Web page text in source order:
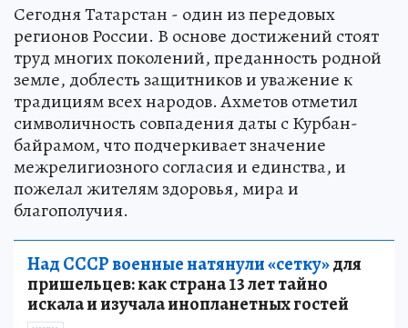
Сегодня Татарстан - один из передовых
регионов России. В основе достижений стоят
труд многих поколений, преданность родной
земле, доблесть защитников и уважение к
традициям всех народов. Ахметов отметил
символичность совпадения даты с Курбан-
байрамом, что подчеркивает значение
межрелигиозного согласия и единства, и
пожелал жителям здоровья, мира и
благополучия.
Над СССР военные натянули «сетку»для
пришельцев: как страна 13 лет тайно
искала и изучала инопланетных гостей